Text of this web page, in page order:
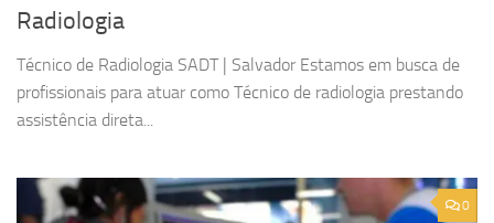
Radiologia
Técnico de Radiologia SADT | Salvador Estamos em busca de
profissionais para atuar como Técnico de radiologia prestando
assistência direta...
0